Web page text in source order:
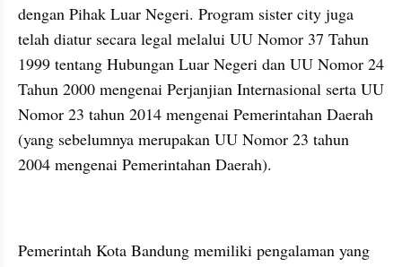
dengan Pihak Luar Negeri. Program sister city juga
telah diatur secara legal melalui UU Nomor 37 Tahun
1999 tentang Hubungan Luar Negeri dan UU Nomor 24
Tahun 2000 mengenai Perjanjian Internasional serta UU
Nomor 23 tahun 2014 mengenai Pemerintahan Daerah
(yang sebelumnya merupakan UU Nomor 23 tahun
2004 mengenai Pemerintahan Daerah).
Pemerintah Kota Bandung memiliki pengalaman yang